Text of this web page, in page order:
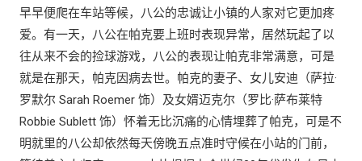
早早便爬在车站等候，八公的忠诚让小镇的人家对它更加疼
爱。有一天，八公在帕克要上班时表现异常，居然玩起了以
往从来不会的捡球游戏，八公的表现让帕克非常满意，可是
就是在那天，帕克因病去世。帕克的妻子、女儿安迪（萨拉·
罗默尔 Sarah Roemer 饰）及女婿迈克尔（罗比·萨布莱特
Robbie Sublett 饰）怀着无比沉痛的心情埋葬了帕克，可是不
明就里的八公却依然每天傍晚五点准时守候在小站的门前，